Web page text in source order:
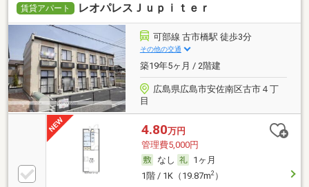
賃貸アパート レオパレスＪｕｐｉｔｅｒ
可部線 古市橋駅 徒歩3分
その他の交通
築19年5ヶ月 / 2階建
広島県広島市安佐南区古市４丁
目
4.80万円
管理費5,000円
なし
1ヶ月
1階 / 1K（19.87m2）